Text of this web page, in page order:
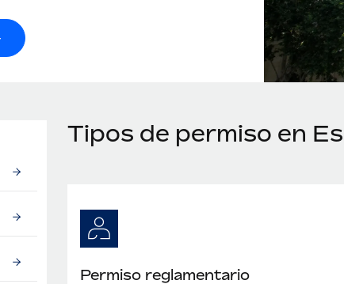
Tipos de permiso en
Permiso reglamentario